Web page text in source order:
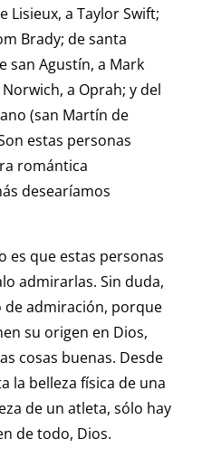
Lisieux, a Taylor Swift;
Brady; de santa
san Agustín, a Mark
a Oprah; y del
(san Martín de
estas personas
romántica
desearíamos
es que estas personas
admirarlas. Sin duda,
admiración, porque
su origen en Dios,
cosas buenas. Desde
la belleza física de una
de un atleta, sólo hay
de todo, Dios.